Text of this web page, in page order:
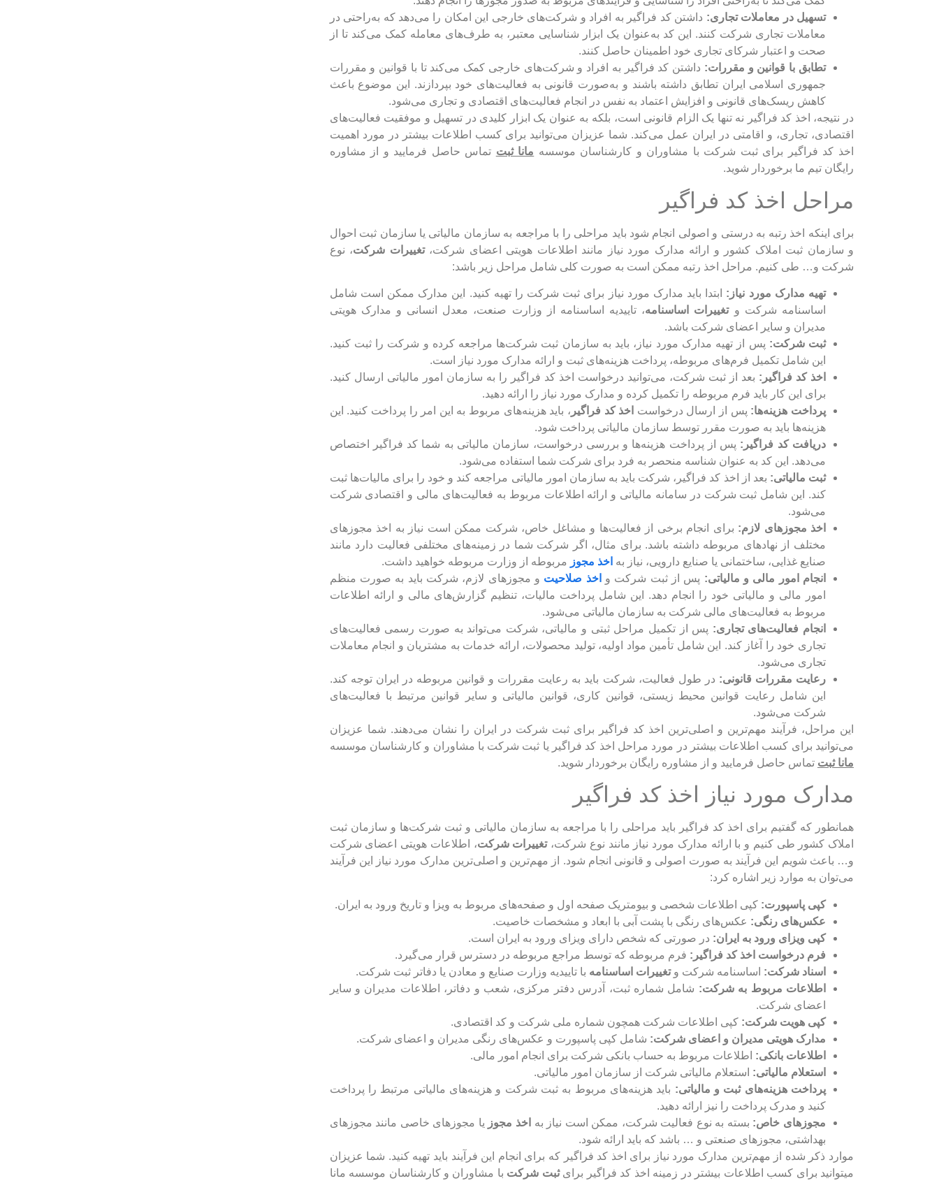
تسهیل در معاملات تجاری: داشتن کد فراگیر به افراد و شرکت‌های خارجی این امکان را می‌دهد که به‌راحتی در
معاملات تجاری شرکت کنند. این کد به‌عنوان یک ابزار شناسایی معتبر، به طرف‌های معامله کمک می‌کند تا از
صحت و اعتبار شرکای تجاری خود اطمینان حاصل کنند.
تطابق با قوانین و مقررات: داشتن کد فراگیر به افراد و شرکت‌های خارجی کمک می‌کند تا با قوانین و مقررات
جمهوری اسلامی ایران تطابق داشته باشند و به‌صورت قانونی به فعالیت‌های خود بپردازند. این موضوع باعث
کاهش ریسک‌های قانونی و افزایش اعتماد به نفس در انجام فعالیت‌های اقتصادی و تجاری می‌شود.
در نتیجه، اخذ کد فراگیر نه تنها یک الزام قانونی است، بلکه به عنوان یک ابزار کلیدی در تسهیل و موفقیت فعالیت‌های
اقتصادی، تجاری، و اقامتی در ایران عمل می‌کند. شما عزیزان می‌توانید برای کسب اطلاعات بیشتر در مورد اهمیت
اخذ کد فراگیر برای ثبت شرکت با مشاوران و کارشناسان موسسه مانا ثبت تماس حاصل فرمایید و از مشاوره
رایگان تیم ما برخوردار شوید.
مراحل اخذ کد فراگیر
برای اینکه اخذ رتبه به درستی و اصولی انجام شود باید مراحلی را با مراجعه به سازمان مالیاتی یا سازمان ثبت احوال
و سازمان ثبت املاک کشور و ارائه مدارک مورد نیاز مانند اطلاعات هویتی اعضای شرکت،تغییرات شرکت، نوع
شرکت و… طی کنیم. مراحل اخذ رتبه ممکن است به صورت کلی شامل مراحل زیر باشد:
تهیه مدارک مورد نیاز: ابتدا باید مدارک مورد نیاز برای ثبت شرکت را تهیه کنید. این مدارک ممکن است شامل
اساسنامه شرکت وتغییرات اساسنامه، تاییدیه اساسنامه از وزارت صنعت، معدل انسانی و مدارک هویتی
مدیران و سایر اعضای شرکت باشد.
ثبت شرکت: پس از تهیه مدارک مورد نیاز، باید به سازمان ثبت شرکت‌ها مراجعه کرده و شرکت را ثبت کنید.
این شامل تکمیل فرم‌های مربوطه، پرداخت هزینه‌های ثبت و ارائه مدارک مورد نیاز است.
اخذ کد فراگیر: بعد از ثبت شرکت، می‌توانید درخواست اخذ کد فراگیر را به سازمان امور مالیاتی ارسال کنید.
برای این کار باید فرم مربوطه را تکمیل کرده و مدارک مورد نیاز را ارائه دهید.
پرداخت هزینه‌ها: پس از ارسال درخواست اخذ کد فراگیر ، باید هزینه‌های مربوط به این امر را پرداخت کنید. این
هزینه‌ها باید به صورت مقرر توسط سازمان مالیاتی پرداخت شود.
دریافت کد فراگیر: پس از پرداخت هزینه‌ها و بررسی درخواست، سازمان مالیاتی به شما کد فراگیر اختصاص
می‌دهد. این کد به عنوان شناسه منحصر به فرد برای شرکت شما استفاده می‌شود.
ثبت مالیاتی: بعد از اخذ کد فراگیر، شرکت باید به سازمان امور مالیاتی مراجعه کند و خود را برای مالیات‌ها ثبت
کند. این شامل ثبت شرکت در سامانه مالیاتی و ارائه اطلاعات مربوط به فعالیت‌های مالی و اقتصادی شرکت
می‌شود.
اخذ مجوزهای لازم: برای انجام برخی از فعالیت‌ها و مشاغل خاص، شرکت ممکن است نیاز به اخذ مجوزهای
مختلف از نهادهای مربوطه داشته باشد. برای مثال، اگر شرکت شما در زمینه‌های مختلفی فعالیت دارد مانند
صنایع غذایی، ساختمانی یا صنایع دارویی، نیاز به اخذ مجوز مربوطه از وزارت مربوطه خواهید داشت.
انجام امور مالی و مالیاتی: پس از ثبت شرکت و اخذ صلاحیت و مجوزهای لازم، شرکت باید به صورت منظم
امور مالی و مالیاتی خود را انجام دهد. این شامل پرداخت مالیات، تنظیم گزارش‌های مالی و ارائه اطلاعات
مربوط به فعالیت‌های مالی شرکت به سازمان مالیاتی می‌شود.
انجام فعالیت‌های تجاری: پس از تکمیل مراحل ثبتی و مالیاتی، شرکت می‌تواند به صورت رسمی فعالیت‌های
تجاری خود را آغاز کند. این شامل تأمین مواد اولیه، تولید محصولات، ارائه خدمات به مشتریان و انجام معاملات
تجاری می‌شود.
رعایت مقررات قانونی: در طول فعالیت، شرکت باید به رعایت مقررات و قوانین مربوطه در ایران توجه کند.
این شامل رعایت قوانین محیط زیستی، قوانین کاری، قوانین مالیاتی و سایر قوانین مرتبط با فعالیت‌های
شرکت می‌شود.
این مراحل، فرآیند مهم‌ترین و اصلی‌ترین اخذ کد فراگیر برای ثبت شرکت در ایران را نشان می‌دهند. شما عزیزان
می‌توانید برای کسب اطلاعات بیشتر در مورد مراحل اخذ کد فراگیر یا ثبت شرکت با مشاوران و کارشناسان موسسه
مانا ثبت تماس حاصل فرمایید و از مشاوره رایگان برخوردار شوید.
مدارک مورد نیاز اخذ کد فراگیر
همانطور که گفتیم برای اخذ کد فراگیر باید مراحلی را با مراجعه به سازمان مالیاتی و ثبت شرکت‌ها و سازمان ثبت
املاک کشور طی کنیم و با ارائه مدارک مورد نیاز مانند نوع شرکت،تغییرات شرکت، اطلاعات هویتی اعضای شرکت
و… باعث شویم این فرآیند به صورت اصولی و قانونی انجام شود. از مهم‌ترین و اصلی‌ترین مدارک مورد نیاز این فرآیند
می‌توان به موارد زیر اشاره کرد:
کپی پاسپورت: کپی اطلاعات شخصی و بیومتریک صفحه اول و صفحه‌های مربوط به ویزا و تاریخ ورود به ایران.
عکس‌های رنگی: عکس‌های رنگی با پشت آبی با ابعاد و مشخصات خاصیت.
کپی ویزای ورود به ایران: در صورتی که شخص دارای ویزای ورود به ایران است.
فرم درخواست اخذ کد فراگیر: فرم مربوطه که توسط مراجع مربوطه در دسترس قرار می‌گیرد.
اسناد شرکت: اساسنامه شرکت وتغییرات اساسنامه با تاییدیه وزارت صنایع و معادن یا دفاتر ثبت شرکت.
اطلاعات مربوط به شرکت: شامل شماره ثبت، آدرس دفتر مرکزی، شعب و دفاتر، اطلاعات مدیران و سایر
اعضای شرکت.
کپی هویت شرکت: کپی اطلاعات شرکت همچون شماره ملی شرکت و کد اقتصادی.
مدارک هویتی مدیران و اعضای شرکت: شامل کپی پاسپورت و عکس‌های رنگی مدیران و اعضای شرکت.
اطلاعات بانکی: اطلاعات مربوط به حساب بانکی شرکت برای انجام امور مالی.
استعلام مالیاتی: استعلام مالیاتی شرکت از سازمان امور مالیاتی.
پرداخت هزینه‌های ثبت و مالیاتی: باید هزینه‌های مربوط به ثبت شرکت و هزینه‌های مالیاتی مرتبط را پرداخت
کنید و مدرک پرداخت را نیز ارائه دهید.
مجوزهای خاص: بسته به نوع فعالیت شرکت، ممکن است نیاز به اخذ مجوز یا مجوزهای خاصی مانند مجوزهای
بهداشتی، مجوزهای صنعتی و … باشد که باید ارائه شود.
موارد ذکر شده از مهم‌ترین مدارک مورد نیاز برای اخذ کد فراگیر که برای انجام این فرآیند باید تهیه کنید. شما عزیزان
می‎توانید برای کسب اطلاعات بیشتر در زمینه اخذ کد فراگیر برای
ثبت شرکت با مشاوران و کارشناسان موسسه مانا